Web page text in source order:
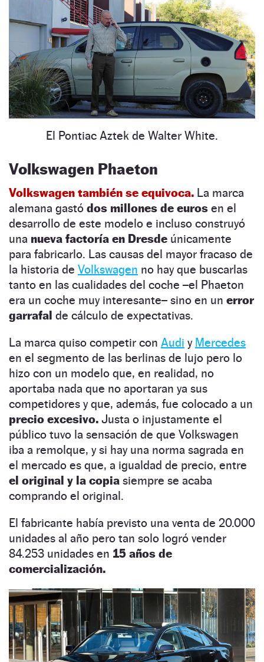
El Pontiac Aztek de Walter White.
Volkswagen Phaeton
Volkswagen también se equivoca. La marca
alemana gastó dos millones de euros en el
desarrollo de este modelo e incluso construyó
una nueva factoría en Dresde únicamente
para fabricarlo. Las causas del mayor fracaso de
la historia de Volkswagen no hay que buscarlas
tanto en las cualidades del coche –el Phaeton
era un coche muy interesante– sino en un error
garrafal de cálculo de expectativas.
La marca quiso competir con Audi y Mercedes
en el segmento de las berlinas de lujo pero lo
hizo con un modelo que, en realidad, no
aportaba nada que no aportaran ya sus
competidores y que, además, fue colocado a un
precio excesivo. Justa o injustamente el
público tuvo la sensación de que Volkswagen
iba a remolque, y si hay una norma sagrada en
el mercado es que, a igualdad de precio, entre
el original y la copia siempre se acaba
comprando el original.
El fabricante había previsto una venta de 20.000
unidades al año pero tan solo logró vender
84.253 unidades en 15 años de
comercialización.